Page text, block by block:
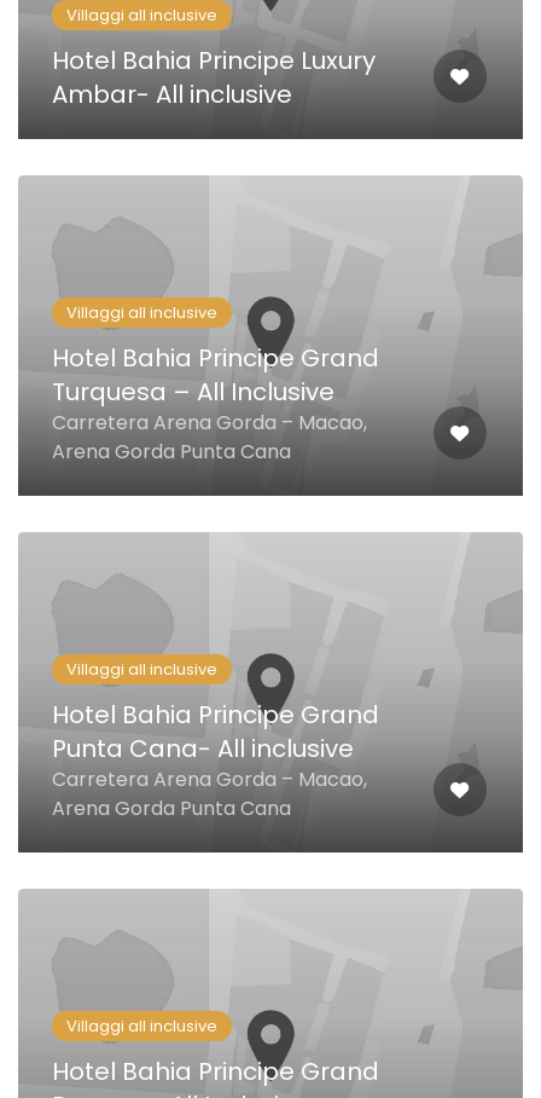
Villaggi all inclusive
Hotel Bahia Principe Luxury
Ambar- All inclusive
Villaggi all inclusive
Hotel Bahia Principe Grand
Turquesa – All Inclusive
Carretera Arena Gorda – Macao,
Arena Gorda Punta Cana
Villaggi all inclusive
Hotel Bahia Principe Grand
Punta Cana- All inclusive
Carretera Arena Gorda – Macao,
Arena Gorda Punta Cana
Villaggi all inclusive
Hotel Bahia Principe Grand